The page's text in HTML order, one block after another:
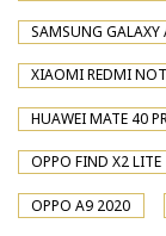
SAMSUNG
XIAOMI REDMI
HUAWEI MATE 40
OPPO FIND X2 LITE
OPPO A9 2020